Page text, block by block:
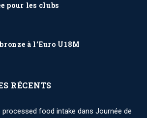
pour les clubs
à l’Euro U18M
RÉCENTS
processed food intake dans Journée de